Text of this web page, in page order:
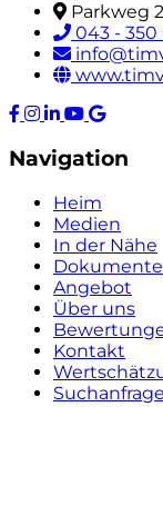
Parkweg
043 - 350
Navigation
Heim
Medien
In der Nähe
Dokumente
Angebot
Über uns
Kontakt
Suchanfrage